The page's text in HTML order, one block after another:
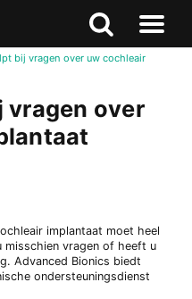
Zoeken
Naar
menu
bij vragen over uw cochleair
vragen over
implantaat moet heel
misschien vragen of heeft u
Advanced Bionics biedt
ondersteuningsdienst
Zoeken
naar